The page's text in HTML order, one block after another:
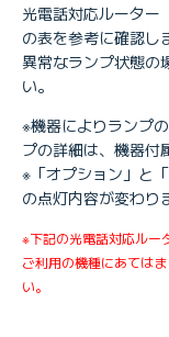
光電話対応ルーター
の表を参考に確認し
異常なランプ状態の
い。
※機器によりランプ
プの詳細は、機器付
※「オプション」と
の点灯内容が変わり
※下記の光電話対応ルー
ご利用の機種にあては
い。